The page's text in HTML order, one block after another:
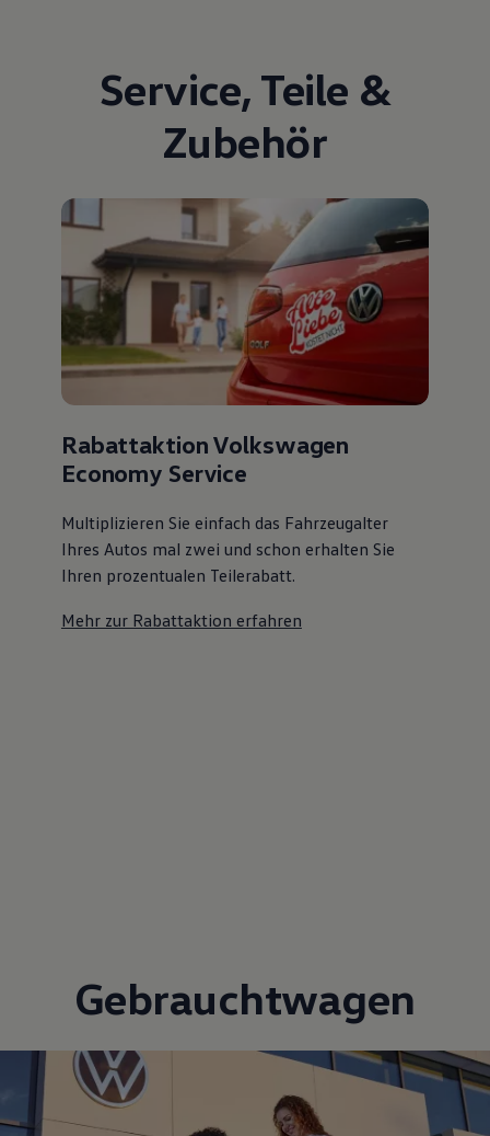
Service, Teile &
Zubehör
Rabattaktion Volkswagen
Economy Service
Multiplizieren Sie einfach das Fahrzeugalter
Ihres Autos mal zwei und schon erhalten Sie
Ihren prozentualen Teilerabatt.
Mehr zur Rabattaktion erfahren
Gebrauchtwagen